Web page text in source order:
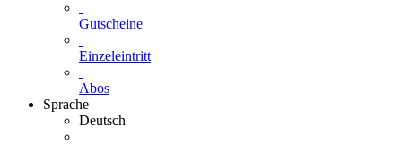
Gutscheine
Einzeleintritt
Abos
Sprache
Deutsch